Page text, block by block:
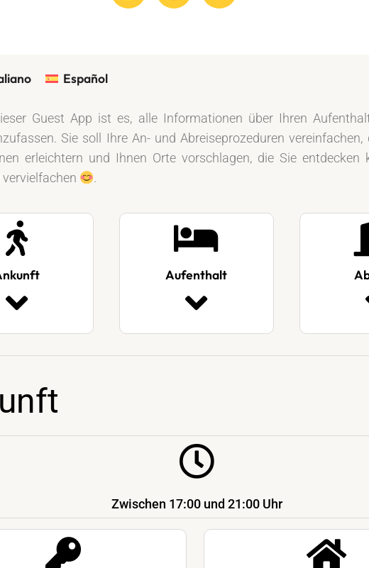
Español
Guest App ist es, alle Informationen über Ihren
Sie soll Ihre An- und Abreiseprozeduren vereinfachen,
erleichtern und Ihnen Orte vorschlagen, die Sie entdecken
vervielfachen
.
Aufenthalt
Zwischen 17:00 und 21:00 Uhr